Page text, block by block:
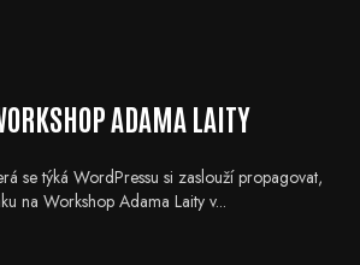
ADAMA LAITY
se týká WordPressu si zaslouží propagovat,
na Workshop Adama Laity v...